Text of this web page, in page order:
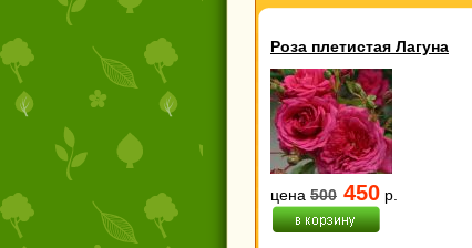
Роза плетистая Лагуна
цена 500 450 р.